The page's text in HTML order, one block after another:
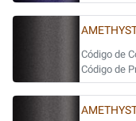
Código de
Código de